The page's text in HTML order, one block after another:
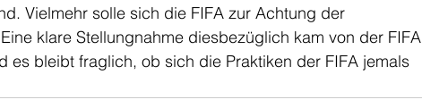
Vielmehr solle sich die FIFA zur Achtung der
klare Stellungnahme diesbezüglich kam von der FIFA
es bleibt fraglich, ob sich die Praktiken der FIFA jemals